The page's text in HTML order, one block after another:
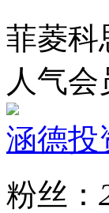
菲菱科
人气会
涵德投
粉丝：